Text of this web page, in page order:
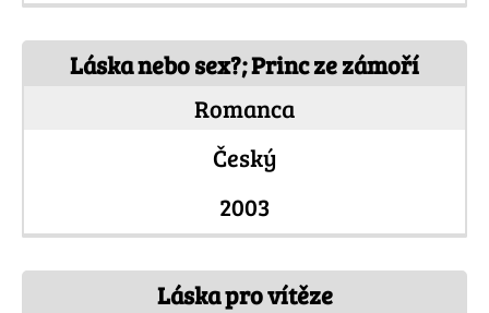
Láska nebo sex?; Princ ze zámoří
Romanca
Český
2003
Láska pro vítěze